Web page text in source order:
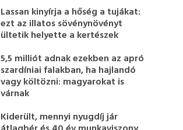
Lassan kinyírja a hőség a tujákat:
ezt az illatos sövénynövényt
ültetik helyette a kertészek
5,5 milliót adnak ezekben az apró
szardíniai falakban, ha hajlandó
vagy költözni: magyarokat is
várnak
Kiderült, mennyi nyugdíj jár